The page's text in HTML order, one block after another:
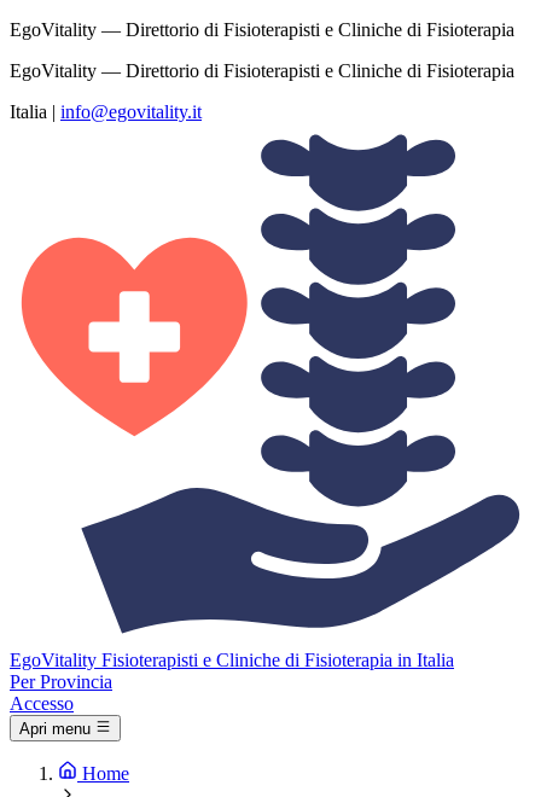
EgoVitality — Direttorio di Fisioterapisti e Cliniche di Fisioterapia
EgoVitality — Direttorio di Fisioterapisti e Cliniche di Fisioterapia
Italia | info@egovitality.it
EgoVitality Fisioterapisti e Cliniche di Fisioterapia in Italia
Per Provincia
Accesso
Apri menu
Home